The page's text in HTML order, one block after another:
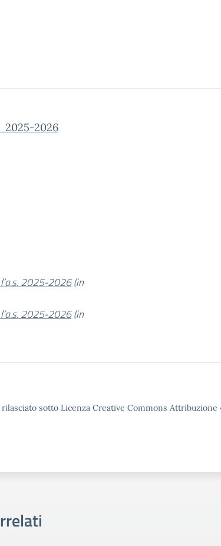
2026
2025-2026(in
2025-2026(in
sotto Licenza Creative Commons Attribuzione